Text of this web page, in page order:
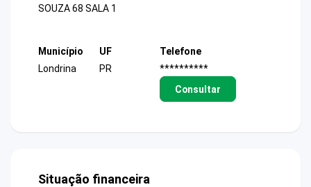
SOUZA 68 SALA 1
Município
Londrina
UF
PR
Telefone
**********
Consultar
Situação financeira